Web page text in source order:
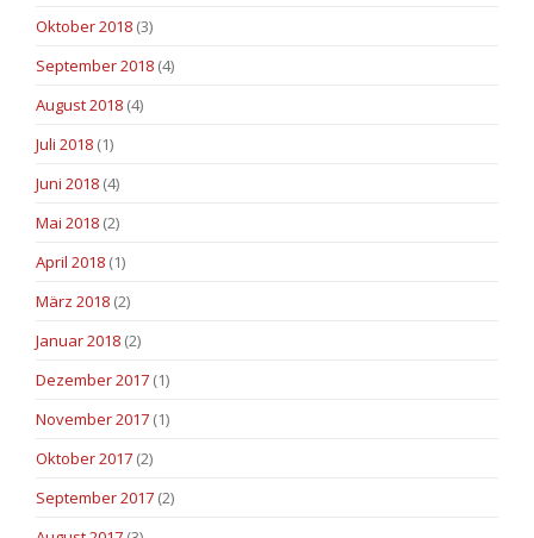
Oktober 2018 (3)
September 2018 (4)
August 2018 (4)
Juli 2018 (1)
Juni 2018 (4)
Mai 2018 (2)
April 2018 (1)
März 2018 (2)
Januar 2018 (2)
Dezember 2017 (1)
November 2017 (1)
Oktober 2017 (2)
September 2017 (2)